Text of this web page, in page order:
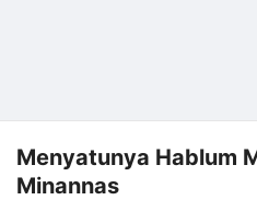
Menyatunya Hablum
Minannas